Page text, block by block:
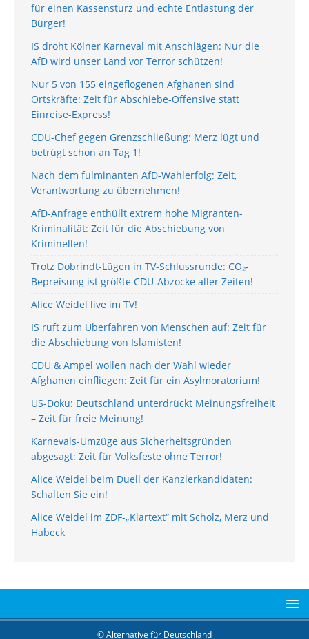
für einen Kassensturz und echte Entlastung der
Bürger!
IS droht Kölner Karneval mit Anschlägen: Nur die
AfD wird unser Land vor Terror schützen!
Nur 5 von 155 eingeflogenen Afghanen sind
Ortskräfte: Zeit für Abschiebe-Offensive statt
Einreise-Express!
CDU-Chef gegen Grenzschließung: Merz lügt und
betrügt schon an Tag 1!
Nach dem fulminanten AfD-Wahlerfolg: Zeit,
Verantwortung zu übernehmen!
AfD-Anfrage enthüllt extrem hohe Migranten-
Kriminalität: Zeit für die Abschiebung von
Kriminellen!
Trotz Dobrindt-Lügen in TV-Schlussrunde: CO₂-
Bepreisung ist größte CDU-Abzocke aller Zeiten!
Alice Weidel live im TV!
IS ruft zum Überfahren von Menschen auf: Zeit für
die Abschiebung von Islamisten!
CDU & Ampel wollen nach der Wahl wieder
Afghanen einfliegen: Zeit für ein Asylmoratorium!
US-Doku: Deutschland unterdrückt Meinungsfreiheit
– Zeit für freie Meinung!
Karnevals-Umzüge aus Sicherheitsgründen
abgesagt: Zeit für Volksfeste ohne Terror!
Alice Weidel beim Duell der Kanzlerkandidaten:
Schalten Sie ein!
Alice Weidel im ZDF-„Klartext“ mit Scholz, Merz und
Habeck
© Alternative für Deutschland